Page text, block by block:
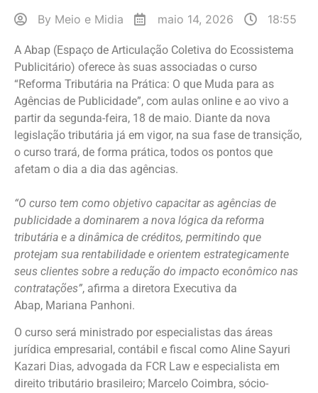
By Meio e Midia maio 14, 2026 18:55
A Abap (Espaço de Articulação Coletiva do Ecossistema
Publicitário) oferece às suas associadas o curso
“Reforma Tributária na Prática: O que Muda para as
Agências de Publicidade”, com aulas online e ao vivo a
partir da segunda-feira, 18 de maio. Diante da nova
legislação tributária já em vigor, na sua fase de transição,
o curso trará, de forma prática, todos os pontos que
afetam o dia a dia das agências.
“O curso tem como objetivo capacitar as agências de
publicidade a dominarem a nova lógica da reforma
tributária e a dinâmica de créditos, permitindo que
protejam sua rentabilidade e orientem estrategicamente
seus clientes sobre a redução do impacto econômico nas
contratações”, afirma a diretora Executiva da
Abap, Mariana Panhoni.
O curso será ministrado por especialistas das áreas
jurídica empresarial, contábil e fiscal como Aline Sayuri
Kazari Dias, advogada da FCR Law e especialista em
direito tributário brasileiro; Marcelo Coimbra, sócio-